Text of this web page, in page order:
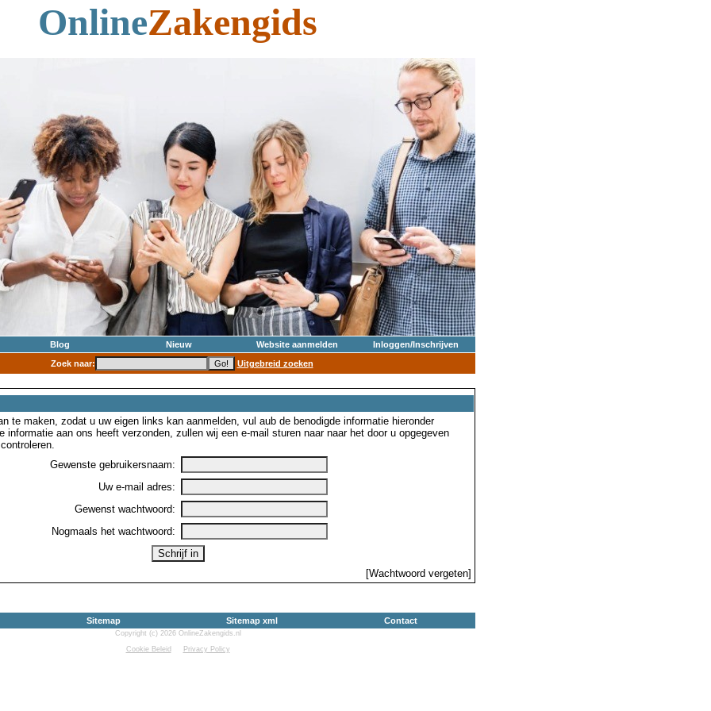
OnlineZakengids
Blog Nieuw Website aanmelden
Inloggen/Inschrijven
Zoek naar:
Uitgebreid zoeken
te maken, zodat u uw eigen links kan aanmelden, vul aub de benodigde informatie hieronder
informatie aan ons heeft verzonden, zullen wij een e-mail sturen naar naar het door u opgegeven
Gewenste gebruikersnaam:
Uw e-mail adres:
Gewenst wachtwoord:
Nogmaals het wachtwoord:
[Wachtwoord vergeten]
Sitemap Sitemap xml Contact
Copyright (c) 2026 OnlineZakengids.nl
Cookie Beleid
Privacy Policy